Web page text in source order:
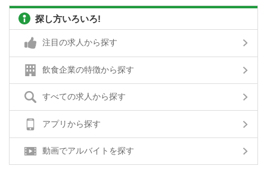
探し方いろいろ!
注目の求人から探す
飲食企業の特徴から探す
すべての求人から探す
アプリから探す
動画でアルバイトを探す